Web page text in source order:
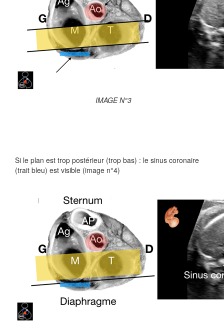
IMAGE N°3
Si le plan est trop postérieur (trop bas) : le sinus coronaire
(trait bleu) est visible (image n°4)